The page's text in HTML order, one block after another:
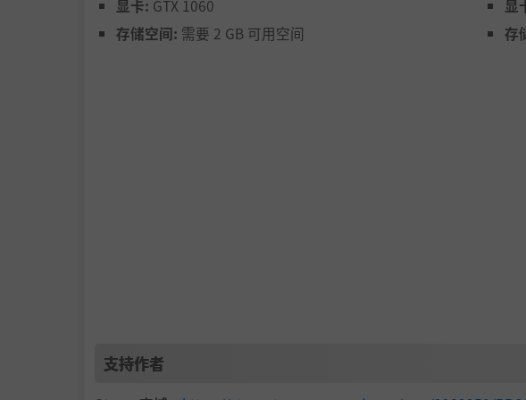
仔细查看每一盘磁带，尽力发现异常。如果你发现了，不要急着逃
可能不那么容易发现。请记住 -Anomaly Fighting Foundation® 对异
安全。控制。保护。
显卡: GTX 1060
存储空间: 需要 2 GB 可用空间
显
存
支持作者